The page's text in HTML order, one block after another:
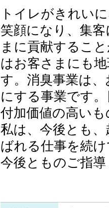
トイレがきれい
笑顔になり、集
まに貢献するこ
はお客さまにも
す。消臭事業は
にする事業です
付加価値の高い
私は、今後とも
ばれる仕事を続
今後とものご指